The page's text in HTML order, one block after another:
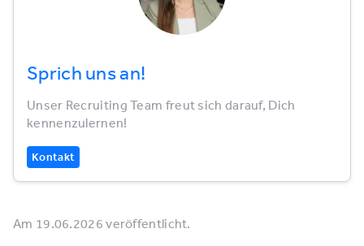
Sprich uns an!
Unser Recruiting Team freut sich darauf, Dich
kennenzulernen!
Kontakt
Am 19.06.2026 veröffentlicht.